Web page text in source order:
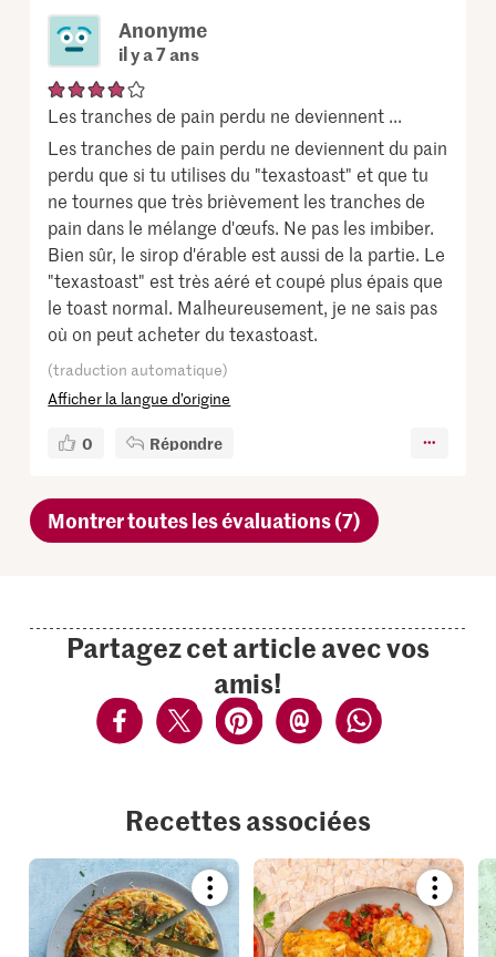
Anonyme
il y a 7 ans
Les tranches de pain perdu ne deviennent ...
Les tranches de pain perdu ne deviennent du pain
perdu que si tu utilises du "texastoast" et que tu
ne tournes que très brièvement les tranches de
pain dans le mélange d'œufs. Ne pas les imbiber.
Bien sûr, le sirop d'érable est aussi de la partie. Le
"texastoast" est très aéré et coupé plus épais que
le toast normal. Malheureusement, je ne sais pas
où on peut acheter du texastoast.
(traduction automatique)
Afficher la langue d’origine
0 Répondre
Montrer toutes les évaluations (7)
Partagez cet article avec vos
amis!
Recettes associées
Bookmark
recipe
or
add
recipe
or
add